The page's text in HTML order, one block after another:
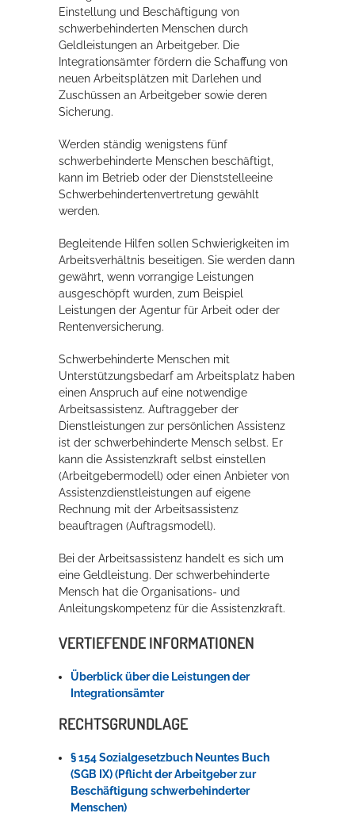
Einstellung und Beschäftigung von
schwerbehinderten Menschen durch
Geldleistungen an Arbeitgeber. Die
Integrationsämter fördern die Schaffung von
neuen Arbeitsplätzen mit Darlehen und
Zuschüssen an Arbeitgeber sowie deren
Sicherung.
Werden ständig wenigstens fünf
schwerbehinderte Menschen beschäftigt,
kann im Betrieb oder der Dienststelleeine
Schwerbehindertenvertretung gewählt
werden.
Begleitende Hilfen sollen Schwierigkeiten im
Arbeitsverhältnis beseitigen. Sie werden dann
gewährt, wenn vorrangige Leistungen
ausgeschöpft wurden, zum Beispiel
Leistungen der Agentur für Arbeit oder der
Rentenversicherung.
Schwerbehinderte Menschen mit
Unterstützungsbedarf am Arbeitsplatz haben
einen Anspruch auf eine notwendige
Arbeitsassistenz. Auftraggeber der
Dienstleistungen zur persönlichen Assistenz
ist der schwerbehinderte Mensch selbst. Er
kann die Assistenzkraft selbst einstellen
(Arbeitgebermodell) oder einen Anbieter von
Assistenzdienstleistungen auf eigene
Rechnung mit der Arbeitsassistenz
beauftragen (Auftragsmodell).
Bei der Arbeitsassistenz handelt es sich um
eine Geldleistung. Der schwerbehinderte
Mensch hat die Organisations- und
Anleitungskompetenz für die Assistenzkraft.
VERTIEFENDE INFORMATIONEN
Überblick über die Leistungen der
Integrationsämter
RECHTSGRUNDLAGE
§ 154 Sozialgesetzbuch Neuntes Buch
(SGB IX) (Pflicht der Arbeitgeber zur
Beschäftigung schwerbehinderter
Menschen)